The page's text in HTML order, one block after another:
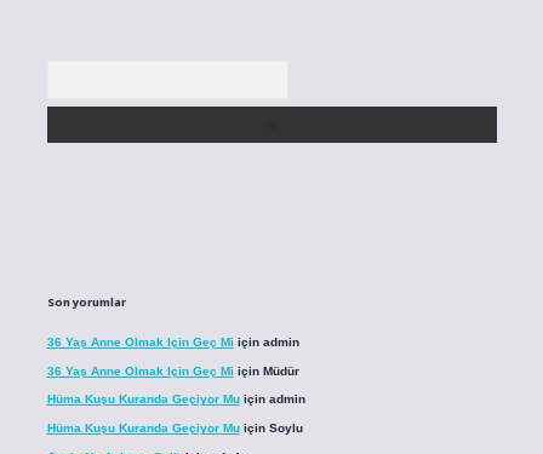
Son yorumlar
36 Yaş Anne Olmak Için Geç Mi için admin
36 Yaş Anne Olmak Için Geç Mi için Müdür
Hüma Kuşu Kuranda Geçiyor Muiçin admin
Hüma Kuşu Kuranda Geçiyor Muiçin Soylu